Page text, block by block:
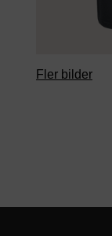
Fler bilder